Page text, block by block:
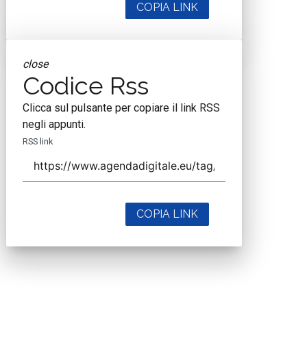
COPIA LINK
close
Codice Rss
Clicca sul pulsante per copiare il link RSS
negli appunti.
RSS link
COPIA LINK